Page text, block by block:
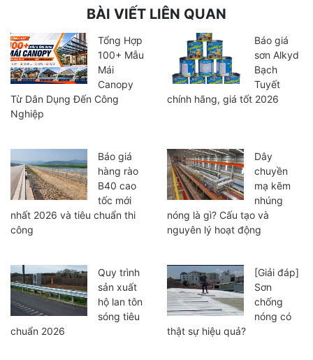
BÀI VIẾT LIÊN QUAN
Tổng Hợp
100+ Mẫu
Mái
Canopy
Từ Dân Dụng Đến Công
Nghiệp
Báo giá
sơn Alkyd
Bạch
Tuyết
chính hãng, giá tốt 2026
Báo giá
hàng rào
B40 cao
tốc mới
nhất 2026 và tiêu chuẩn thi
công
Dây
chuyền
mạ kẽm
nhúng
nóng là gì? Cấu tạo và
nguyên lý hoạt động
Quy trình
sản xuất
hộ lan tôn
sóng tiêu
chuẩn 2026
[Giải đáp]
Sơn
chống
nóng có
thật sự hiệu quả?